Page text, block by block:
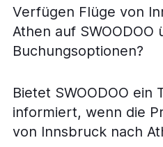
Verfügen Flüge von
Athen auf
Buchungsoptionen?
Bietet SWOODOO ein
informiert, wenn die
von Innsbruck nach